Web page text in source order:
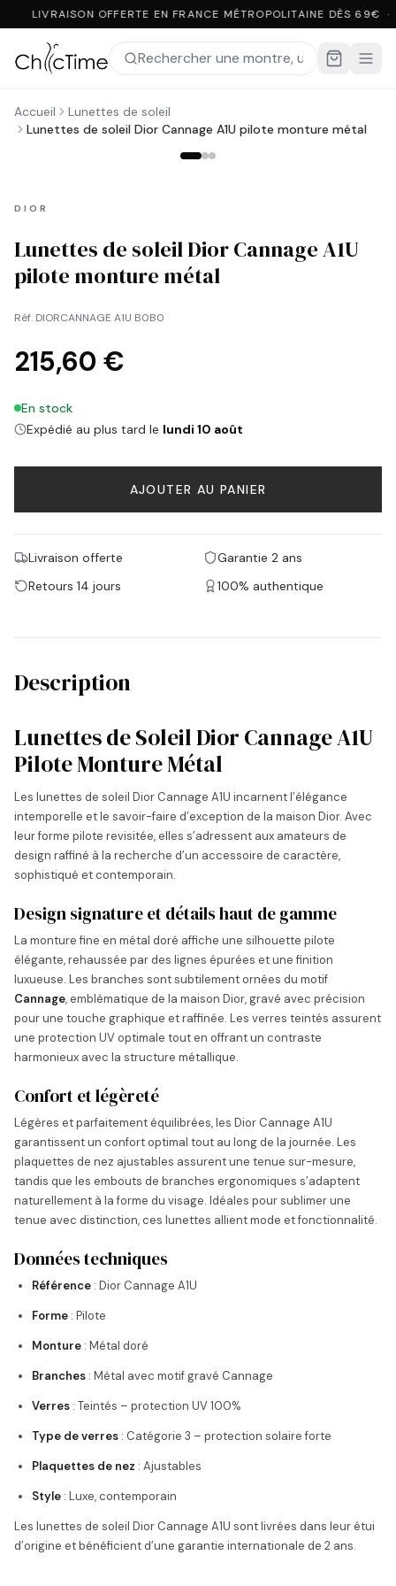
LIVRAISON OFFERTE EN FRANCE MÉTROPOLITAINE DÈS 69€
Accueil
Lunettes de soleil
Lunettes de soleil Dior Cannage A1U pilote monture métal
DIOR
Lunettes de soleil Dior Cannage A1U
pilote monture métal
Réf. DIORCANNAGE A1U B0B0
215,60 €
En stock
Expédié au plus tard le lundi 10 août
AJOUTER AU PANIER
Livraison offerte
Garantie 2 ans
Retours 14 jours
100% authentique
Description
Lunettes de Soleil Dior Cannage A1U
Pilote Monture Métal
Les lunettes de soleil Dior Cannage A1U incarnent l’élégance
intemporelle et le savoir-faire d’exception de la maison Dior. Avec
leur forme pilote revisitée, elles s’adressent aux amateurs de
design raffiné à la recherche d’un accessoire de caractère,
sophistiqué et contemporain.
Design signature et détails haut de gamme
La monture fine en métal doré affiche une silhouette pilote
élégante, rehaussée par des lignes épurées et une finition
luxueuse. Les branches sont subtilement ornées du motif
Cannage, emblématique de la maison Dior, gravé avec précision
pour une touche graphique et raffinée. Les verres teintés assurent
une protection UV optimale tout en offrant un contraste
harmonieux avec la structure métallique.
Confort et légèreté
Légères et parfaitement équilibrées, les Dior Cannage A1U
garantissent un confort optimal tout au long de la journée. Les
plaquettes de nez ajustables assurent une tenue sur-mesure,
tandis que les embouts de branches ergonomiques s’adaptent
naturellement à la forme du visage. Idéales pour sublimer une
tenue avec distinction, ces lunettes allient mode et fonctionnalité.
Données techniques
Référence : Dior Cannage A1U
Forme : Pilote
Monture : Métal doré
Branches : Métal avec motif gravé Cannage
Verres : Teintés – protection UV 100%
Type de verres : Catégorie 3 – protection solaire forte
Plaquettes de nez : Ajustables
Style : Luxe, contemporain
Les lunettes de soleil Dior Cannage A1U sont livrées dans leur étui
d’origine et bénéficient d’une garantie internationale de 2 ans.